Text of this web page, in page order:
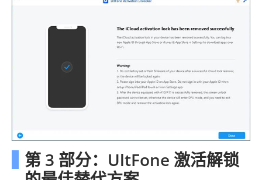
第 3 部分：UltFone 激活解锁